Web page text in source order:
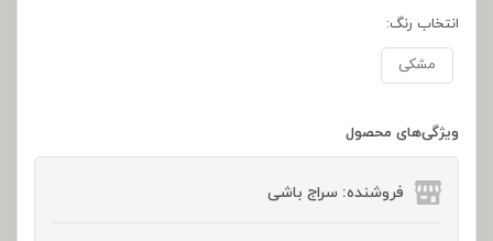
انتخاب رنگ:
مشکی
ویژگی‌های محصول
فروشنده: سراج باشی